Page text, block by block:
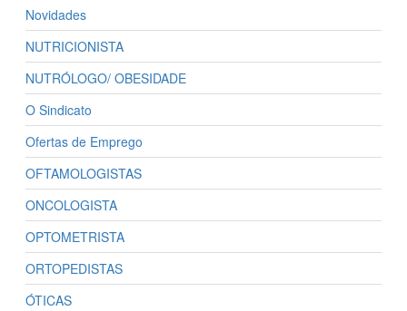
Novidades
NUTRICIONISTA
NUTRÓLOGO/ OBESIDADE
O Sindicato
Ofertas de Emprego
OFTAMOLOGISTAS
ONCOLOGISTA
OPTOMETRISTA
ORTOPEDISTAS
ÓTICAS